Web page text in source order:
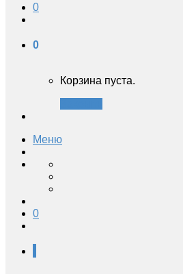
0
0
Корзина пуста.
Меню
0